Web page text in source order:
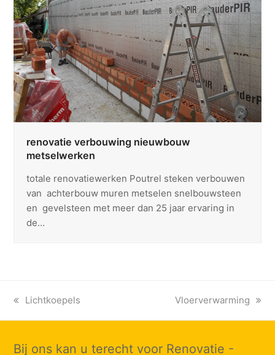
renovatie verbouwing nieuwbouw
metselwerken
totale renovatiewerken Poutrel steken verbouwen
van achterbouw muren metselen snelbouwsteen
en gevelsteen met meer dan 25 jaar ervaring in
de…
previous
Lichtkoepels
next
Vloerverwarming
Bij ons kan u terecht voor Renovatie -